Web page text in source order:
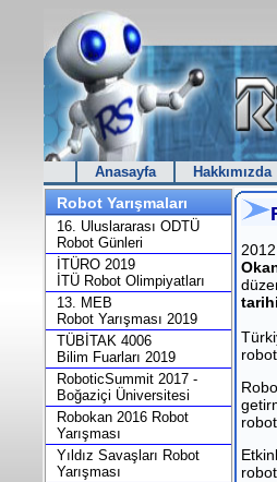
Anasayfa Hakkımızda
Robot Yarışmaları
16. Uluslararası ODTÜ
Robot Günleri
İTÜRO 2019
İTÜ Robot Olimpiyatları
13. MEB
Robot Yarışması 2019
TÜBİTAK 4006
Bilim Fuarları 2019
RoboticSummit 2017 -
Boğaziçi Üniversitesi
Robokan 2016 Robot
Yarışması
Yıldız Savaşları Robot
Yarışması
robot